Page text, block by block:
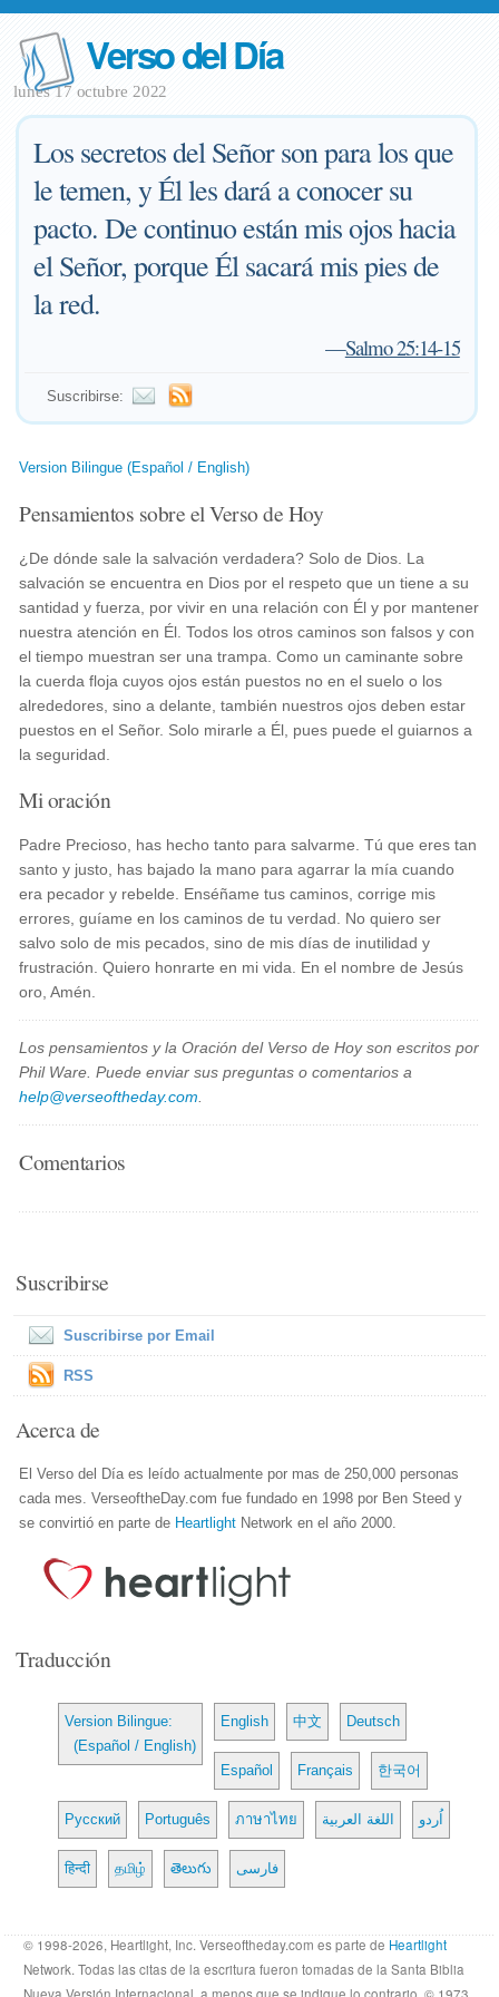
Verso del Día
lunes 17 octubre 2022
Los secretos del Señor son para los que
le temen, y Él les dará a conocer su
pacto. De continuo están mis ojos hacia
el Señor, porque Él sacará mis pies de
la red.
—Salmo 25:14-15
Suscribirse:
Version Bilingue (Español / English)
Pensamientos sobre el Verso de Hoy
¿De dónde sale la salvación verdadera? Solo de Dios. La
salvación se encuentra en Dios por el respeto que un tiene a su
santidad y fuerza, por vivir en una relación con Él y por mantener
nuestra atención en Él. Todos los otros caminos son falsos y con
el tiempo muestran ser una trampa. Como un caminante sobre
la cuerda floja cuyos ojos están puestos no en el suelo o los
alrededores, sino a delante, también nuestros ojos deben estar
puestos en el Señor. Solo mirarle a Él, pues puede el guiarnos a
la seguridad.
Mi oración
Padre Precioso, has hecho tanto para salvarme. Tú que eres tan
santo y justo, has bajado la mano para agarrar la mía cuando
era pecador y rebelde. Enséñame tus caminos, corrige mis
errores, guíame en los caminos de tu verdad. No quiero ser
salvo solo de mis pecados, sino de mis días de inutilidad y
frustración. Quiero honrarte en mi vida. En el nombre de Jesús
oro, Amén.
Los pensamientos y la Oración del Verso de Hoy son escritos por
Phil Ware. Puede enviar sus preguntas o comentarios a
help@verseoftheday.com
Comentarios
Suscribirse
Suscribirse por Email
RSS
Acerca de
El Verso del Día es leído actualmente por mas de 250,000 personas
cada mes. VerseoftheDay.com fue fundado en 1998 por Ben Steed y
se convirtió en parte de Heartlight Network en el año 2000.
Traducción
Version Bilingue:
(Español / English)
English 中文 Deutsch
Español Français 한국어
Русский Português ภาษาไทย اللغة العربية اُردو
हिन्दी தமிழ் తెలుగు فارسی
© 1998-2026, Heartlight, Inc. Verseoftheday.com es parte de Heartlight
Network. Todas las citas de la escritura fueron tomadas de la Santa Biblia